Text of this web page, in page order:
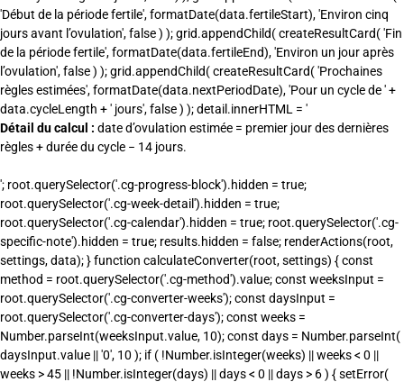
'Début de la période fertile', formatDate(data.fertileStart), 'Environ cinq
jours avant l’ovulation', false ) ); grid.appendChild( createResultCard( 'Fin
de la période fertile', formatDate(data.fertileEnd), 'Environ un jour après
l’ovulation', false ) ); grid.appendChild( createResultCard( 'Prochaines
règles estimées', formatDate(data.nextPeriodDate), 'Pour un cycle de ' +
data.cycleLength + ' jours', false ) ); detail.innerHTML = '
Détail du calcul : date d’ovulation estimée = premier jour des dernières
règles + durée du cycle − 14 jours.
'; root.querySelector('.cg-progress-block').hidden = true;
root.querySelector('.cg-week-detail').hidden = true;
root.querySelector('.cg-calendar').hidden = true; root.querySelector('.cg-
specific-note').hidden = true; results.hidden = false; renderActions(root,
settings, data); } function calculateConverter(root, settings) { const
method = root.querySelector('.cg-method').value; const weeksInput =
root.querySelector('.cg-converter-weeks'); const daysInput =
root.querySelector('.cg-converter-days'); const weeks =
Number.parseInt(weeksInput.value, 10); const days = Number.parseInt(
daysInput.value || '0', 10 ); if ( !Number.isInteger(weeks) || weeks < 0 ||
weeks > 45 || !Number.isInteger(days) || days < 0 || days > 6 ) { setError(